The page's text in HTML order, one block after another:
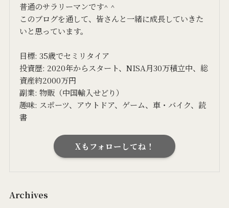
普通のサラリーマンです^ ^
このブログを通して、皆さんと一緒に成長していきた
いと思っています。
目標: 35歳でセミリタイア
投資歴: 2020年からスタート、NISA月30万積立中、総
資産約2000万円
副業: 物販（中国輸入せどり）
趣味: スポーツ、アウトドア、ゲーム、車・バイク、読
書
Xもフォローしてね！
Archives